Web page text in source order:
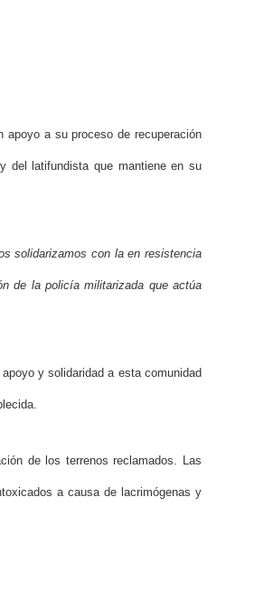
apoyo a su proceso de recuperación
del latifundista que mantiene en su
solidarizamos con la en resistencia
de la policía militarizada que actúa
y solidaridad a esta comunidad
de los terrenos reclamados. Las
a causa de lacrimógenas y